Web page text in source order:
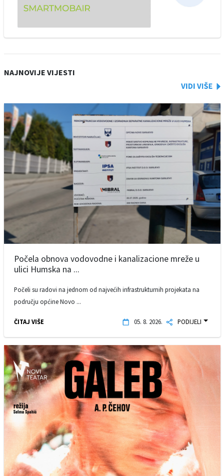
NAJNOVIJE VIJESTI
Počela obnova vodovodne i kanalizacione mreže u
ulici Humska na ...
Počeli su radovi na jednom od najvećih infrastrukturnih projekata na
području općine Novo ...
ČITAJ VIŠE 05. 8. 2026. PODIJELI